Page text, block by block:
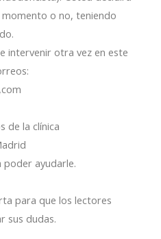
momento o no, teniendo
intervenir otra vez en este
de la clínica
poder ayudarle.
para que los lectores
sus dudas.